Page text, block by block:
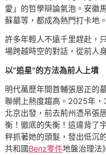
愛」的哲學辯論氣泡。安徽
蘇墓等，都成為熱門打卡地。
許多年輕人不遠千里趕赴，
場跨越時空的對話，從前人
以“追星”的方法為前人上墳
明代萬歷年間首輔張居正的
聯網上熱度趨高。2025年，
北京出發，前去荊州憑吊張
衡！徹底的失衡！這違背了
秤抓著她的頭髮，發出低沉
共和國Benz零件地盤治理法